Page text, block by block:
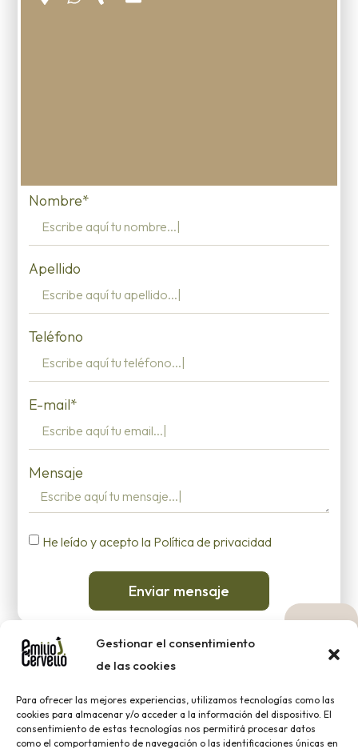
Gestionar el consentimiento
de las cookies
Para ofrecer las mejores experiencias, utilizamos tecnologías como las
cookies para almacenar y/o acceder a la información del dispositivo. El
consentimiento de estas tecnologías nos permitirá procesar datos
como el comportamiento de navegación o las identificaciones únicas en
Nombre*
Apellido
Teléfono
E-mail*
Mensaje
He leído y acepto la Política de privacidad
Enviar mensaje
2023 ® EMILIO J. CERVELLÓ |Aviso legal|Política de
cookies
Política de Privacidad